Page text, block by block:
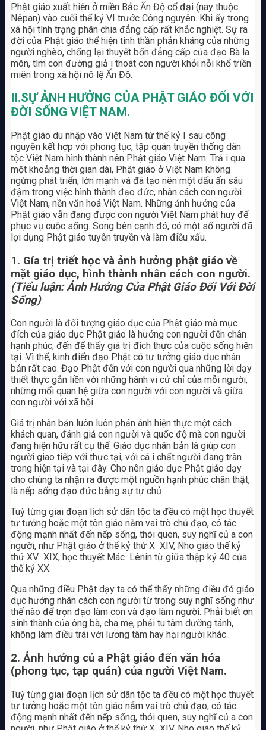
Phật giáo xuất hiện ở miền Bắc Ấn Độ cổ đại (nay thuộc
Nêpan) vào cuối thế kỷ VI trước Công nguyên. Khi ấy trong
xã hội tình trạng phân chia đẳng cấp rất khắc nghiệt. Sự ra
đời của Phật giáo thể hiện tinh thần phản kháng của những
người nghèo, chống lại thuyết bốn đẳng cấp của đạo Bà la
môn, tìm con đường giả i thoát con người khỏi nỗi khổ triền
miên trong xã hội nô lệ Ấn Độ.
II.SỰ ẢNH HƯỞNG CỦA PHẬT GIÁO ĐỐI VỚI
ĐỜI SỐNG VIỆT NAM.
Phật giáo du nhập vào Việt Nam từ thế kỷ I sau công
nguyên kết hợp với phong tục, tập quán truyền thống dân
tộc Việt Nam hình thành nên Phật giáo Việt Nam. Trả i qua
một khoảng thời gian dài, Phật giáo ở Việt Nam không
ngừng phát triển, lớn mạnh và đã tạo nên một dấu ấn sâu
đậm trong việc hình thành đạo đức, nhân cách con người
Việt Nam, nền văn hoá Việt Nam. Những ảnh hưởng của
Phật giáo vẫn đang được con người Việt Nam phát huy để
phục vụ cuộc sống. Song bên cạnh đó, có một số người đã
lợi dụng Phật giáo tuyên truyền và làm điều xấu.
1. Gía trị triết học và ảnh hưởng phật giáo về
mặt giáo dục, hình thành nhân cách con người.
(Tiểu luận: Ảnh Hưởng Của Phật Giáo Đối Với Đời
Sống)
Con người là đối tượng giáo dục của Phật giáo mà mục
đích của giáo dục Phật giáo là hướng con người đến chân
hạnh phúc, đến để thấy giá trị đích thực của cuộc sống hiện
tại. Vì thế, kinh điển đạo Phật có tư tưởng giáo dục nhân
bản rất cao. Đạo Phật đến với con người qua những lời dạy
thiết thực gắn liền với những hành vi cử chỉ của mỗi người,
những mối quan hệ giữa con người với con người và giữa
con người với xã hội.
Giá trị nhân bản luôn luôn phản ánh hiện thực một cách
khách quan, đánh giá con người và quốc độ mà con người
đang hiện hữu rất cụ thể. Giáo dục nhân bản là giúp con
người giao tiếp với thực tại, với cá i chất người đang tràn
trong hiện tại và tại đây. Cho nên giáo dục Phật giáo dạy
cho chúng ta nhận ra được một nguồn hạnh phúc chân thật,
là nếp sống đạo đức bằng sự tự chủ
Tuỳ từng giai đoạn lịch sử dân tộc ta đều có một học thuyết
tư tưởng hoặc một tôn giáo nắm vai trò chủ đạo, có tác
động mạnh nhất đến nếp sống, thói quen, suy nghĩ củ a con
người, như Phật giáo ở thế kỷ thứ X ­ XIV, Nho giáo thế kỷ
thứ XV ­ XIX, học thuyết Mác ­ Lênin từ giữa thập kỷ 40 của
thế kỷ XX.
Qua những điều Phật dạy ta có thể thấy những điều đó giáo
dục hướng nhân cách con người từ trong suy nghĩ sống như
thế nào để trọn đạo làm con và đạo làm người. Phải biết ơn
sinh thành của ông bà, cha mẹ, phải tu tâm dưỡng tánh,
không làm điều trái với lương tâm hay hại người khác..
2. Ảnh hưởng củ a Phật giáo đến văn hóa
(phong tục, tạp quán) của người Việt Nam.
Tuỳ từng giai đoạn lịch sử dân tộc ta đều có một học thuyết
tư tưởng hoặc một tôn giáo nắm vai trò chủ đạo, có tác
động mạnh nhất đến nếp sống, thói quen, suy nghĩ củ a con